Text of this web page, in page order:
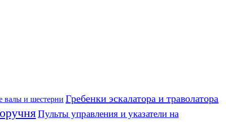
валы и шестерни Гребенки эскалатора и траволатора
Пульты управления и указатели на